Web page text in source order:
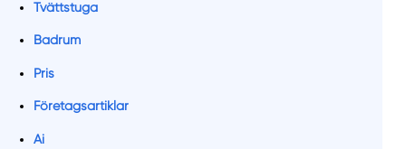
Tvättstuga
Badrum
Pris
Företagsartiklar
Ai